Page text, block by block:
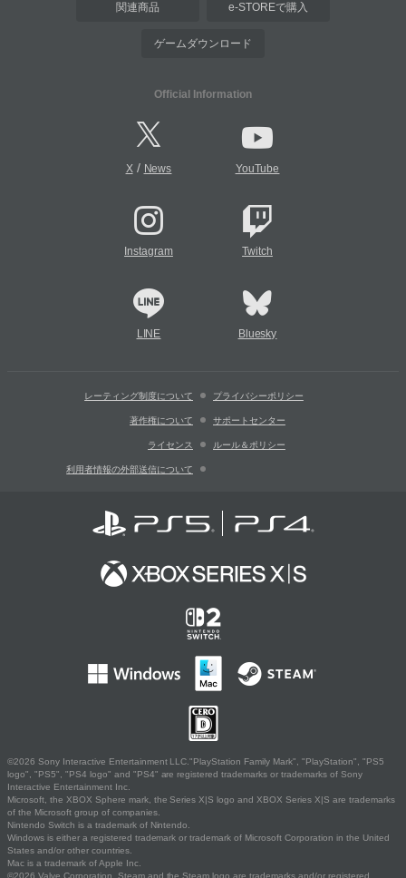
関連商品 e-STOREで購入
ゲームダウンロード
Official Information
X/ News YouTube
Instagram Twitch
LINE Bluesky
レーティング制度について プライバシーポリシー
著作権について サポートセンター
ライセンス ルール＆ポリシー
利用者情報の外部送信について
©2026 Sony Interactive Entertainment LLC."PlayStation Family Mark", "PlayStation", "PS5
logo", "PS5", "PS4 logo" and "PS4" are registered trademarks or trademarks of Sony
Interactive Entertainment Inc.
Microsoft, the XBOX Sphere mark, the Series X|S logo and XBOX Series X|S are trademarks
of the Microsoft group of companies.
Nintendo Switch is a trademark of Nintendo.
Windows is either a registered trademark or trademark of Microsoft Corporation in the United
States and/or other countries.
Mac is a trademark of Apple Inc.
©2026 Valve Corporation. Steam and the Steam logo are trademarks and/or registered